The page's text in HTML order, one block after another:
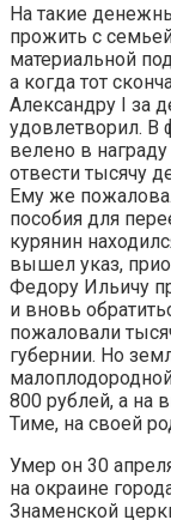
На такие
прожить с
материальной
а когда тот
Александру I за
удовлетворил. В
велено в
отвести тысячу
Ему же
пособия для
курянин
вышел указ,
Федору Ильичу
и вновь
пожаловали
губернии. Но
800 рублей, а на
Тиме, на своей
Умер он 30
на окраине
Знаменской